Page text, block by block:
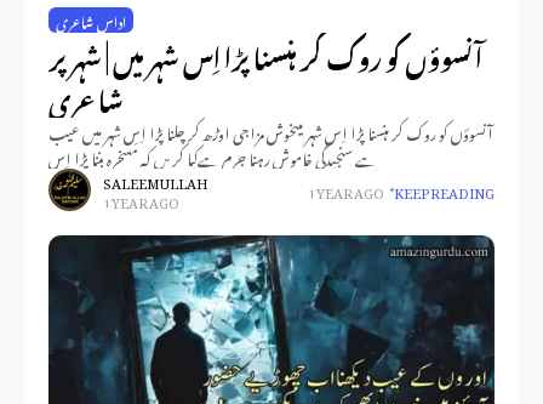
اداس شاعری
آنسوؤں کو روک کر ہنسنا پڑا اِس شہر میں | شہر پر
شاعری
آنسوؤں کو روک کر ہنسنا پڑا اِس شہر میںخوش مزاجی اوڑھ کر چلنا پڑا اِس شہر میں عیب
ہے سنجیدگی خاموش رہنا جرم ہےکیا کریں کہ مَسخرہ بننا پڑا اِس
SALEEM ULLAH
1 YEAR AGO 1 YEAR AGO KEEP READING